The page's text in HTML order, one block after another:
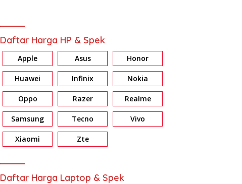
Daftar Harga HP & Spek
Apple Asus Honor
Huawei Infinix Nokia
Oppo Razer Realme
Samsung Tecno Vivo
Xiaomi Zte
Daftar Harga Laptop & Spek